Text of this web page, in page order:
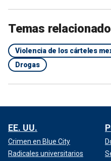
Temas
Violencia de los cárteles
Drogas
EE. UU.
Crimen en Blue City
Radicales universitarios